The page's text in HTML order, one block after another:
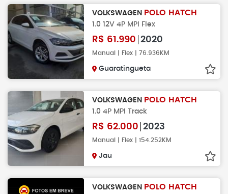
VOLKSWAGEN POLO HATCH
1.0 12V 4P MPI Flex
R$ 61.990 2020
Manual | Flex | 76.936KM
Guaratingueta
VOLKSWAGEN POLO HATCH
1.0 4P MPI Track
R$ 62.000 2023
Manual | Flex | 154.252KM
Jau
VOLKSWAGEN POLO HATCH